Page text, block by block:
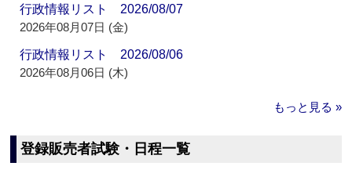
行政情報リスト 2026/08/07
2026年08月07日 (金)
行政情報リスト 2026/08/06
2026年08月06日 (木)
もっと見る »
登録販売者試験・日程一覧